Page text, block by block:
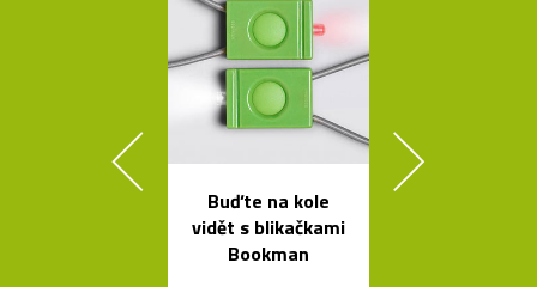
Buďte na kole
vidět s blikačkami
Bookman